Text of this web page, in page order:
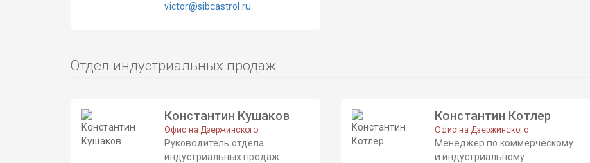
victor@sibcastrol.ru
Отдел индустриальных продаж
Константин Кушаков
Офис на Дзержинского
Руководитель отдела
индустриальных продаж
Константин Котлер
Офис на Дзержинского
Менеджер по коммерческому
и индустриальному